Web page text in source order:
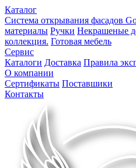
Каталог
Система открывания фасадов
материалы Ручки Некрашеные
коллекция. Готовая мебель
Сервис
Каталоги Доставка Правила
О компании
Сертификаты Поставшики
Контакты